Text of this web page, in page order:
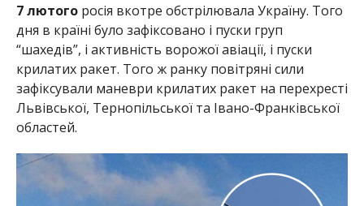
7 лютогоросія вкотре обстрілювала Україну. Того
дня в країні було зафіксовано і пуски груп
“шахедів”, і активність ворожої авіації, і пуски
крилатих ракет. Того ж ранку повітряні сили
зафіксували маневри крилатих ракет на перехресті
Львівської, Тернопільської та Івано-Франківської
областей.